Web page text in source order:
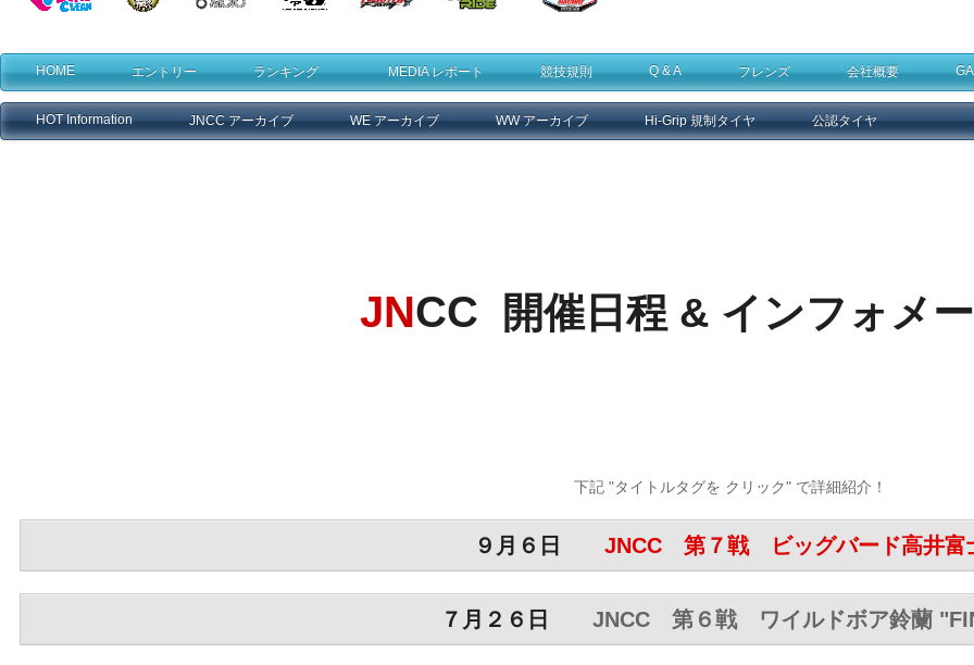
HOME エントリー ランキング MEDIA レポート 競技規則 Q & A フレンズ 会社概要
HOT Information JNCC アーカイブ WE アーカイブ WW アーカイブ Hi-Grip 規制タイヤ 公認タイヤ
JNCC 開催日程 & インフォメ
下記 "タイトルタグを クリック" で詳細紹介！
９月６日 JNCC 第７戦 ビッグバード高井富
７月２６日 JNCC 第６戦 ワイルドボア鈴蘭